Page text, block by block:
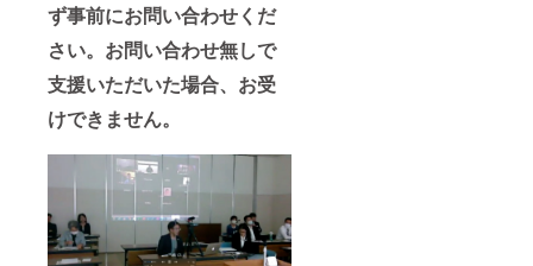
ず事前にお問い合わせくだ
さい。お問い合わせ無しで
支援いただいた場合、お受
けできません。